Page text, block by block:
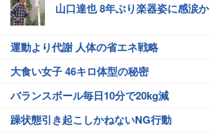
山口達也 8年ぶり楽器姿に感涙か
運動より代謝 人体の省エネ戦略
大食い女子 46キロ体型の秘密
バランスボール毎日10分で20kg減
躁状態引き起こしかねないNG行動